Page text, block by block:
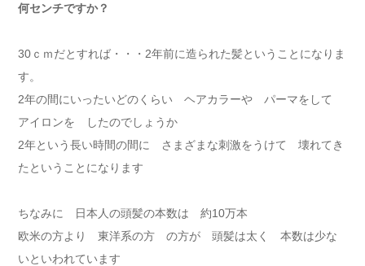
何センチですか？
30ｃｍだとすれば・・・2年前に造られた髪ということになりま
す。
2年の間にいったいどのくらい ヘアカラーや パーマをして
アイロンを したのでしょうか
2年という長い時間の間に さまざまな刺激をうけて 壊れてき
たということになります
ちなみに 日本人の頭髪の本数は 約10万本
欧米の方より 東洋系の方 の方が 頭髪は太く 本数は少な
いといわれています